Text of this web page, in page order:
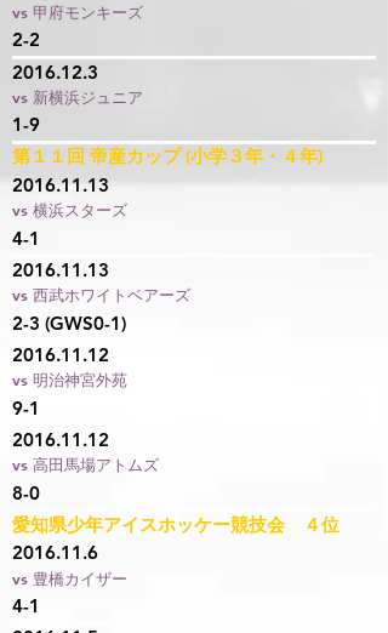
vs 甲府モンキーズ
2-2
2016.12.3
vs 新横浜ジュニア
1-9
第１１回 帝産カップ (小学３年・４年)
2016.11.13
vs 横浜スターズ
4-1
2016.11.13
vs 西武ホワイトベアーズ
2-3 (GWS0-1)
2016.11.12
vs 明治神宮外苑
9-1
2016.11.12
vs 高田馬場アトムズ
8-0
愛知県少年アイスホッケー競技会 ４位
2016.11.6
vs 豊橋カイザー
4-1